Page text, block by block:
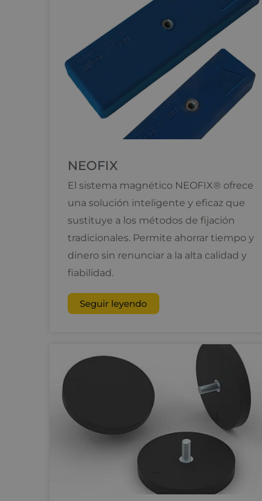
NEOFIX
El sistema magnético NEOFIX® ofrece
una solución inteligente y eficaz que
sustituye a los métodos de fijación
tradicionales. Permite ahorrar tiempo y
dinero sin renunciar a la alta calidad y
fiabilidad.
Seguir leyendo